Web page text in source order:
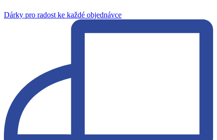
Dárky pro radost ke každé objednávce